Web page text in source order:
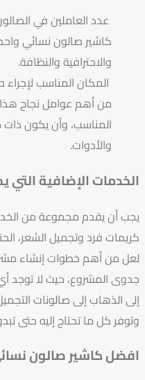
عدد العاملين في
كاشير صالون نسائي
والاحترافية والنظافة.
المكان المناسب
من أهم عوامل نجاح هذا
المناسب، وأن يكون
والأدوات.
الخدمات الإضافية التي
يجب أن يقدم مجموعة من
كريمات فرد وتجميل الشعر،
لعل من أهم خطوات إنشاء
جدوى المشروع، حيث لا توجد
إلى الذهاب إلى صالونات
وتوفر كل ما تحتاج إليه حتى
افضل كاشير صالون